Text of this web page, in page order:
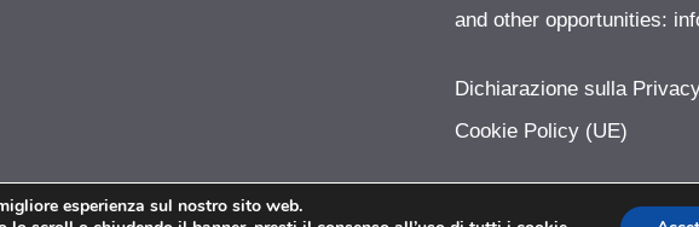
and other opportunities:
Dichiarazione sulla
Cookie Policy (UE)
esperienza sul nostro sito web.